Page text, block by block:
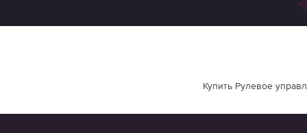
Купить Рулевое